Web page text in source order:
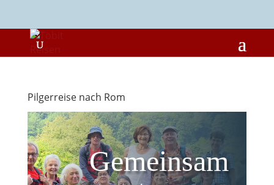
Pilgerreise nach Rom
Gemeinsam